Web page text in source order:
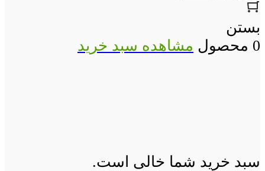
بستن
0 محصول
مشاهده سبد خرید
سبد خرید شما خالی است.